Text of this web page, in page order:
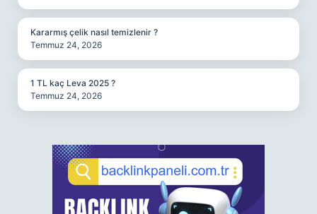
Kararmış çelik nasıl temizlenir ?
Temmuz 24, 2026
1 TL kaç Leva 2025 ?
Temmuz 24, 2026